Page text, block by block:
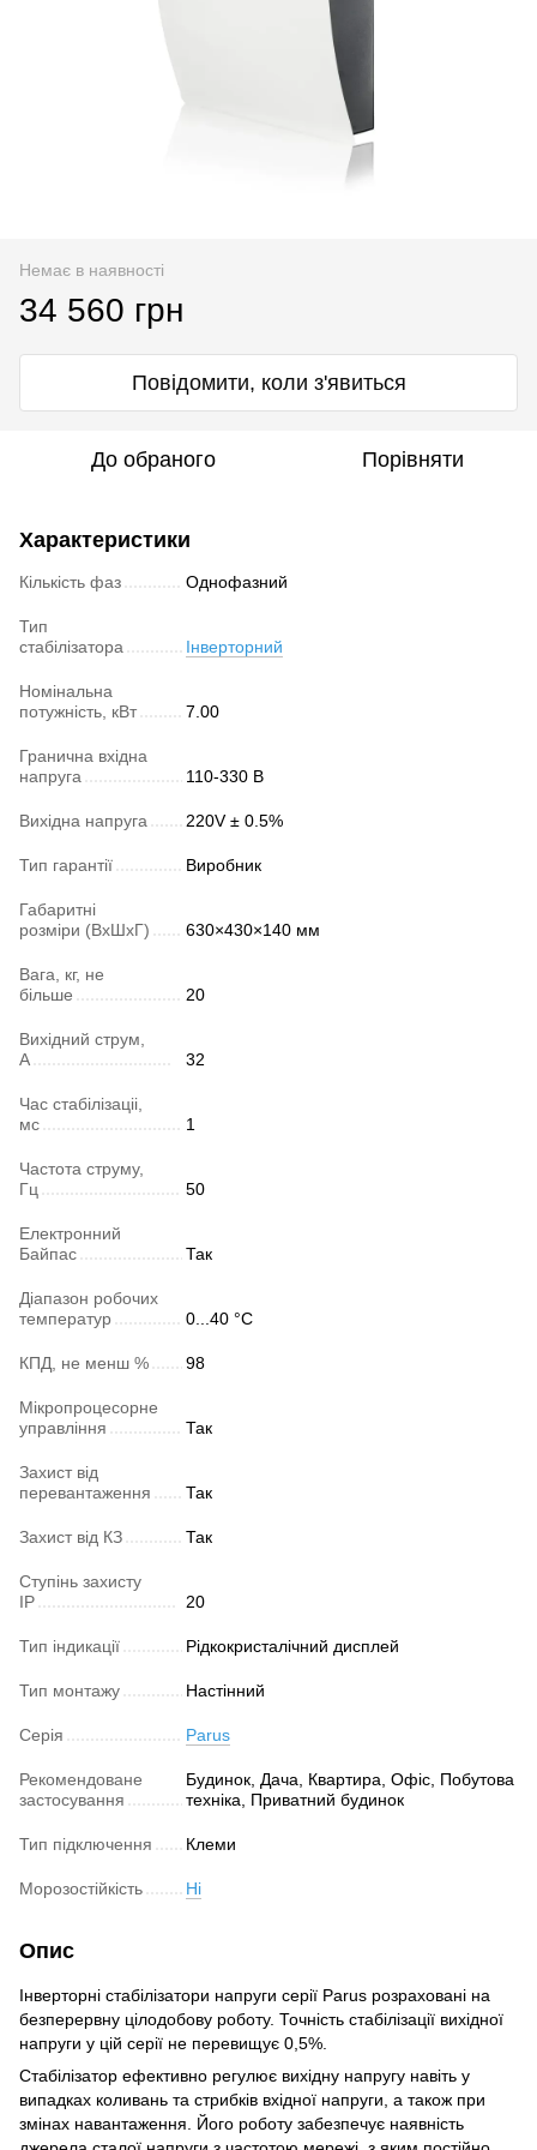
Немає в наявності
34 560 грн
Повідомити, коли з'явиться
До обраного Порівняти
Характеристики
Кількість фаз Однофазний
Тип
стабілізатора
Інверторний
Номінальна
потужність, кВт
7.00
Гранична вхідна
напруга
110-330 В
Вихідна напруга 220V ± 0.5%
Тип гарантії Виробник
Габаритні
розміри (ВхШхГ)
630×430×140 мм
Вага, кг, не
більше
20
Вихідний струм,
А
32
Час стабілізаціі,
мс
1
Частота струму,
Гц
50
Електронний
Байпас
Так
Діапазон робочих
температур
0...40 °C
КПД, не менш % 98
Мікропроцесорне
управління
Так
Захист від
перевантаження
Так
Захист від КЗ Так
Ступінь захисту
IP
20
Тип індикації Рідкокристалічний дисплей
Тип монтажу Настінний
Серія Parus
Рекомендоване
застосування
Будинок, Дача, Квартира, Офіс, Побутова
техніка, Приватний будинок
Тип підключення Клеми
Морозостійкість Ні
Опис
Інверторні стабілізатори напруги серії Parus розраховані на
безперервну цілодобову роботу. Точність стабілізації вихідної
напруги у цій серії не перевищує 0,5%.
Стабілізатор ефективно регулює вихідну напругу навіть у
випадках коливань та стрибків вхідної напруги, а також при
змінах навантаження. Його роботу забезпечує наявність